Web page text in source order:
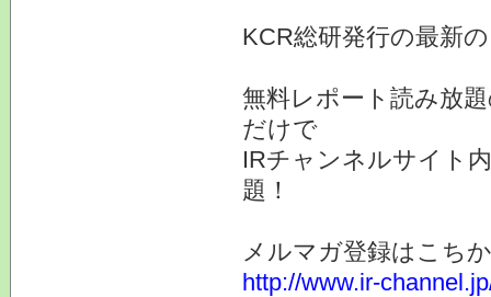
KCR総研発行の最新
無料レポート読み放
だけで
IRチャンネルサイト
題！
メルマガ登録は
http://www.ir-